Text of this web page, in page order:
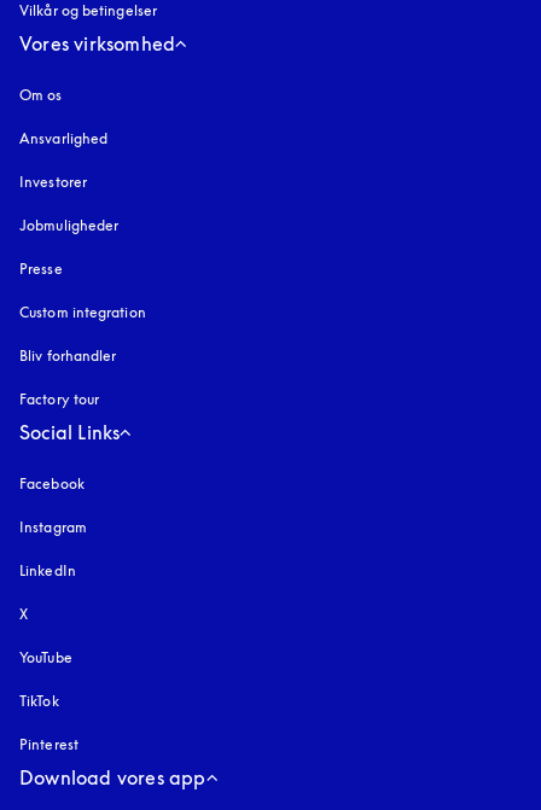
Vilkår og betingelser
Vores virksomhed
Om os
Ansvarlighed
Investorer
Jobmuligheder
Presse
Custom integration
Bliv forhandler
Factory tour
Social Links
Facebook
Instagram
LinkedIn
X
YouTube
TikTok
Pinterest
Download vores app